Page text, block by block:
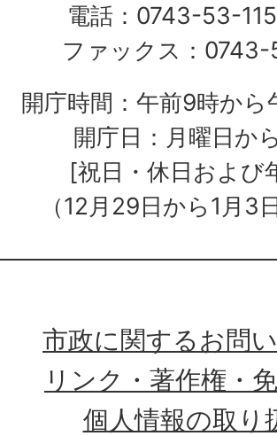
電話：0743-53-
ファックス：
開庁時間：午前9時か
開庁日：月曜日か
[祝日・休日および
（12月29日から1月3
市政に関するお問
リンク・著作権・
個人情報の取り